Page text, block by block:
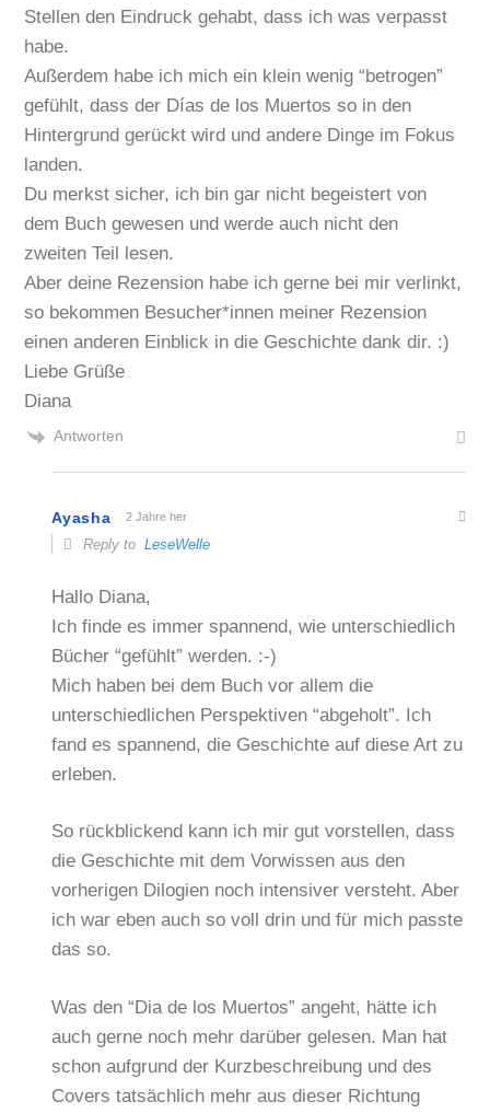
Stellen den Eindruck gehabt, dass ich was verpasst
habe.
Außerdem habe ich mich ein klein wenig “betrogen”
gefühlt, dass der Días de los Muertos so in den
Hintergrund gerückt wird und andere Dinge im Fokus
landen.
Du merkst sicher, ich bin gar nicht begeistert von
dem Buch gewesen und werde auch nicht den
zweiten Teil lesen.
Aber deine Rezension habe ich gerne bei mir verlinkt,
so bekommen Besucher*innen meiner Rezension
einen anderen Einblick in die Geschichte dank dir. :)
Liebe Grüße
Diana
Antworten
Ayasha 2 Jahre her
Reply toLeseWelle
Hallo Diana,
Ich finde es immer spannend, wie unterschiedlich
Bücher “gefühlt” werden. :-)
Mich haben bei dem Buch vor allem die
unterschiedlichen Perspektiven “abgeholt”. Ich
fand es spannend, die Geschichte auf diese Art zu
erleben.
So rückblickend kann ich mir gut vorstellen, dass
die Geschichte mit dem Vorwissen aus den
vorherigen Dilogien noch intensiver versteht. Aber
ich war eben auch so voll drin und für mich passte
das so.
Was den “Dia de los Muertos” angeht, hätte ich
auch gerne noch mehr darüber gelesen. Man hat
schon aufgrund der Kurzbeschreibung und des
Covers tatsächlich mehr aus dieser Richtung